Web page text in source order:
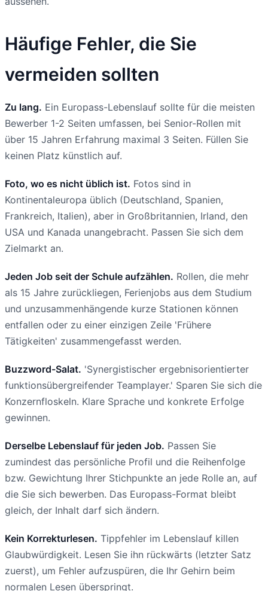
Häufige Fehler, die Sie
vermeiden sollten
Zu lang. Ein Europass-Lebenslauf sollte für die meisten
Bewerber 1-2 Seiten umfassen, bei Senior-Rollen mit
über 15 Jahren Erfahrung maximal 3 Seiten. Füllen Sie
keinen Platz künstlich auf.
Foto, wo es nicht üblich ist. Fotos sind in
Kontinentaleuropa üblich (Deutschland, Spanien,
Frankreich, Italien), aber in Großbritannien, Irland, den
USA und Kanada unangebracht. Passen Sie sich dem
Zielmarkt an.
Jeden Job seit der Schule aufzählen. Rollen, die mehr
als 15 Jahre zurückliegen, Ferienjobs aus dem Studium
und unzusammenhängende kurze Stationen können
entfallen oder zu einer einzigen Zeile 'Frühere
Tätigkeiten' zusammengefasst werden.
Buzzword-Salat. 'Synergistischer ergebnisorientierter
funktionsübergreifender Teamplayer.' Sparen Sie sich die
Konzernfloskeln. Klare Sprache und konkrete Erfolge
gewinnen.
Derselbe Lebenslauf für jeden Job. Passen Sie
zumindest das persönliche Profil und die Reihenfolge
bzw. Gewichtung Ihrer Stichpunkte an jede Rolle an, auf
die Sie sich bewerben. Das Europass-Format bleibt
gleich, der Inhalt darf sich ändern.
Kein Korrekturlesen. Tippfehler im Lebenslauf killen
Glaubwürdigkeit. Lesen Sie ihn rückwärts (letzter Satz
zuerst), um Fehler aufzuspüren, die Ihr Gehirn beim
normalen Lesen überspringt.